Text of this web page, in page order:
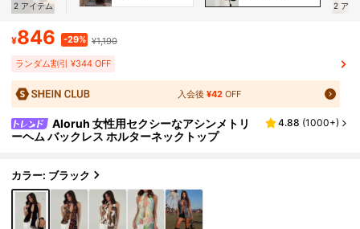
2 アイテム 2 アイ
¥846 -29% ¥1,190
ランダム割引 ¥344 OFF
入会後¥42 OFF
Aloruh 女性用セクシーなアシンメトリ
ーヘム バックレス ホルターネックトップ
4.88 (1000+)
カラー: ブラック